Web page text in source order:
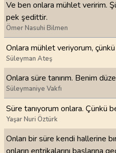
Ve ben onlara mühlet veririm.
pek şedittir.
Ömer Nasuhi Bilmen
Onlara mühlet veriyorum,
Süleyman Ateş
Onlara süre tanırım. Benim
Süleymaniye Vakfı
Süre tanıyorum onlara. Çünkü
Yaşar Nuri Öztürk
Onları bir süre kendi hallerine